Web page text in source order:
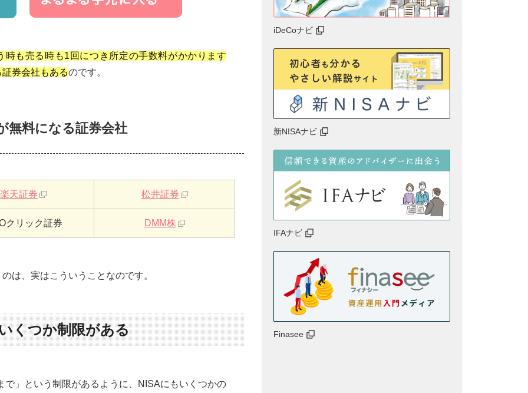
時も売る時も1回につき所定の手数料がかかります
券会社もあるのです。
無料になる証券会社
楽天証券 松井証券
クリック証券 DMM株
は、実はこういうことなのです。
くつか制限がある
」という制限があるように、NISAにもいくつかの
iDeCoナビ
新NISAナビ
IFAナビ
Finasee